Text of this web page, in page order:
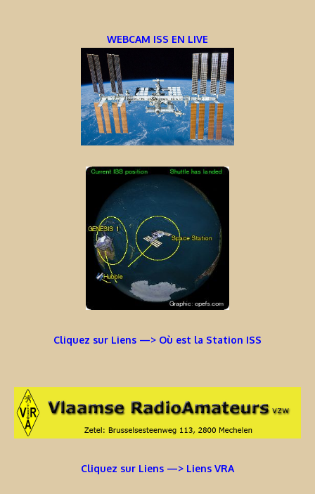
WEBCAM ISS EN LIVE
Cliquez sur Liens —> Où est la Station ISS
Cliquez sur Liens —> Liens VRA